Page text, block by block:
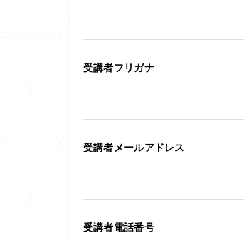
受講者フリガナ
受講者メールアドレス
受講者電話番号